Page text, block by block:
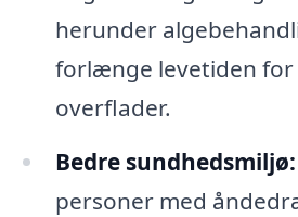
herunder
forlænge levetiden for
overflader.
Bedre sundhedsmiljø:
personer med